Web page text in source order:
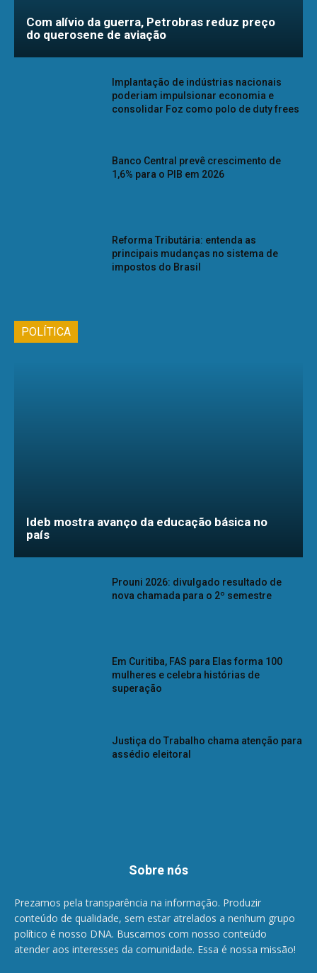
Com alívio da guerra, Petrobras reduz preço
do querosene de aviação
Implantação de indústrias nacionais
poderiam impulsionar economia e
consolidar Foz como polo de duty frees
Banco Central prevê crescimento de
1,6% para o PIB em 2026
Reforma Tributária: entenda as
principais mudanças no sistema de
impostos do Brasil
POLÍTICA
Ideb mostra avanço da educação básica no
país
Prouni 2026: divulgado resultado de
nova chamada para o 2º semestre
Em Curitiba, FAS para Elas forma 100
mulheres e celebra histórias de
superação
Justiça do Trabalho chama atenção para
assédio eleitoral
Sobre nós
Prezamos pela transparência na informação. Produzir
conteúdo de qualidade, sem estar atrelados a nenhum grupo
político é nosso DNA. Buscamos com nosso conteúdo
atender aos interesses da comunidade. Essa é nossa missão!